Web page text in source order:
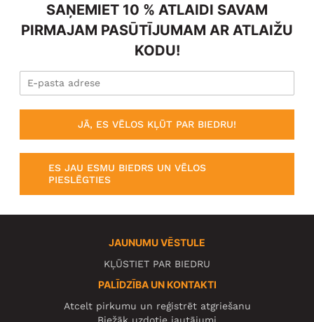
SAŅEMIET 10 % ATLAIDI SAVAM
PIRMAJAM PASŪTĪJUMAM AR ATLAIŽU
KODU!
JĀ, ES VĒLOS KĻŪT PAR BIEDRU!
ES JAU ESMU BIEDRS UN VĒLOS
PIESLĒGTIES
JAUNUMU VĒSTULE
KĻŪSTIET PAR BIEDRU
PALĪDZĪBA UN KONTAKTI
Atcelt pirkumu un reģistrēt atgriešanu